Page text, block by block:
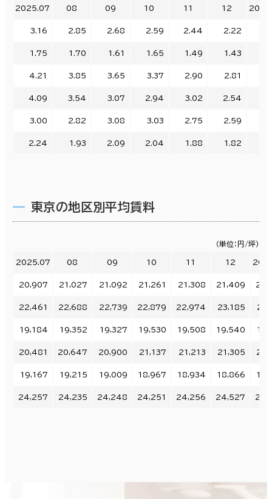
2025.07 08 09 10 11 12
3.16 2.85 2.68 2.59 2.44 2.22
1.75 1.70 1.61 1.65 1.49 1.43
4.21 3.85 3.65 3.37 2.90 2.81
4.09 3.54 3.07 2.94 3.02 2.54
3.00 2.82 3.08 3.03 2.75 2.59
2.24 1.93 2.09 2.04 1.88 1.82
東京の地区別平均賃料
（単位：円/坪）
2025.07 08 09 10 11 12
20,907 21,027 21,092 21,261 21,308 21,409
22,461 22,688 22,739 22,879 22,974 23,185
19,184 19,352 19,327 19,530 19,508 19,540
20,481 20,647 20,900 21,137 21,213 21,305
19,167 19,215 19,009 18,967 18,934 18,866
24,257 24,235 24,248 24,251 24,256 24,527